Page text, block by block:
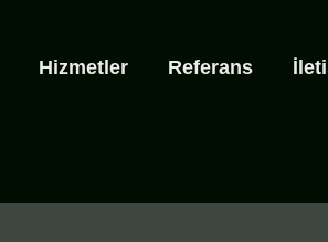
Hizmetler Referans